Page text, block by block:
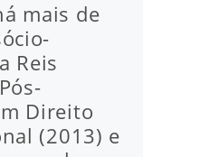
mais de
Reis
Direito
(2013) e